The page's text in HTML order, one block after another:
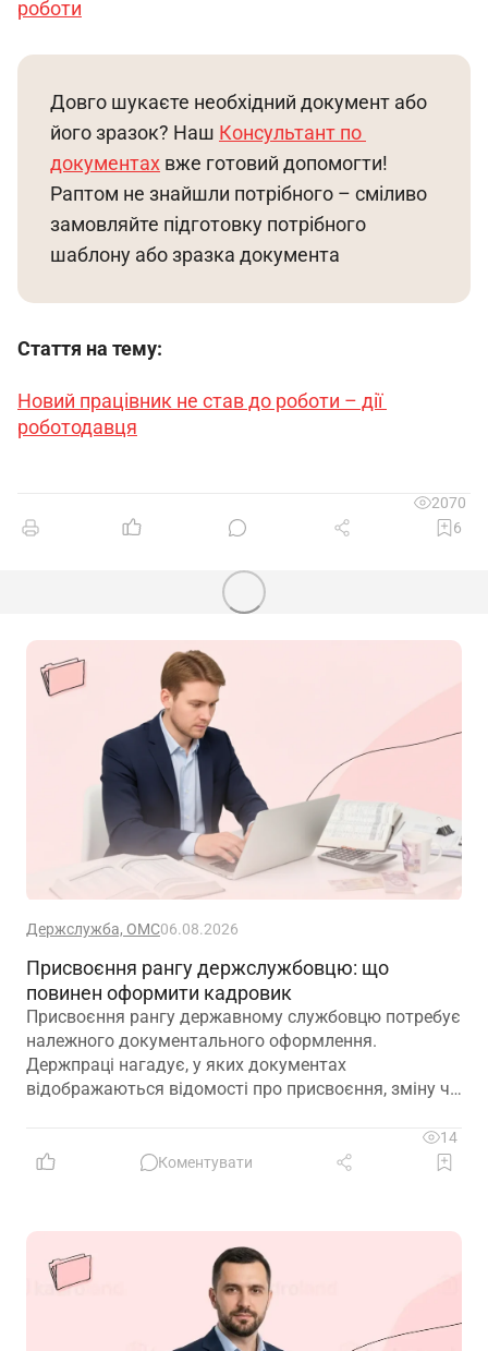
роботи
Довго шукаєте необхідний документ або
його зразок? Наш Консультант по
документах вже готовий допомогти!
Раптом не знайшли потрібного – сміливо
замовляйте підготовку потрібного
шаблону або зразка документа
Стаття на тему:
Новий працівник не став до роботи – дії
роботодавця
2070
6
Держслужба, ОМС06.08.2026
Присвоєння рангу держслужбовцю: що
повинен оформити кадровик
Присвоєння рангу державному службовцю потребує
належного документального оформлення.
Держпраці нагадує, у яких документах
відображаються відомості про присвоєння, зміну чи
14
Коментувати